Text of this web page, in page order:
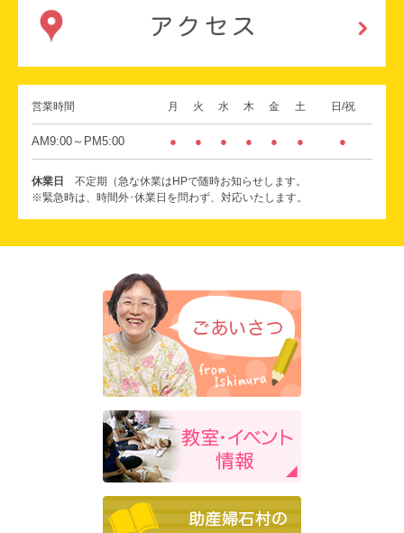
営業時間 月 火 水 木 金 土 日/祝
AM9:00～PM5:00 ● ● ● ● ● ● ●
休業日
不定期（急な休業はHPで随時お知らせします。
※緊急時は、時間外･休業日を問わず、対応いたします。